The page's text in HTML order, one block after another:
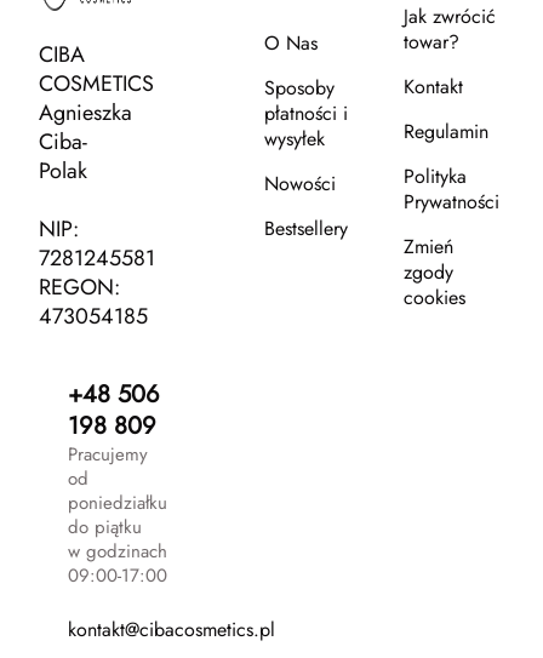
CIBA
COSMETICS
Agnieszka
Ciba-
Polak
NIP:
7281245581
REGON:
473054185
+48 506
198 809
Pracujemy
od
poniedziałku
do piątku
w godzinach
09:00-17:00
kontakt@cibacosmetics.pl
O Nas
Sposoby
płatności i
wysyłek
Nowości
Bestsellery
Jak zwrócić
towar?
Kontakt
Regulamin
Polityka
Prywatności
Zmień
zgody
cookies